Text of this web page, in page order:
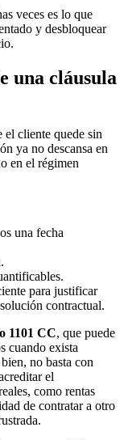
veces es lo que
y desbloquear
una cláusula
el cliente quede sin
ya no descansa en
en el régimen
una fecha
para justificar
contractual.
1101 CC, que puede
cuando exista
no basta con
el
como rentas
de contratar a otro